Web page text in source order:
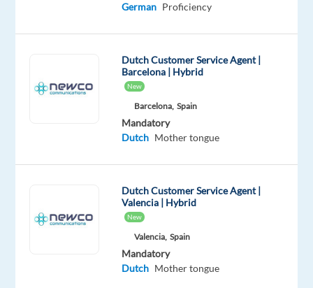
Check
English
German Proficiency
Dutch Customer Service Agent |
Barcelona | Hybrid
New
Barcelona, Spain
Mandatory
Dutch Mother tongue
Dutch Customer Service Agent |
Valencia | Hybrid
New
Valencia, Spain
Mandatory
Dutch Mother tongue